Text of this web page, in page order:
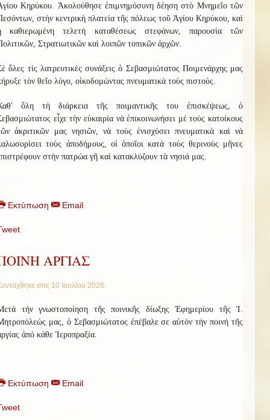
Κηρύκου. Ἀκολούθησε ἐπιμνημόσυνη δέηση στὸ Μνημεῖο τῶν
στὴν κεντρικὴ πλατεία τῆς πόλεως τοῦ Ἁγίου Κηρύκου, καὶ
καθιερωμένη τελετὴ καταθέσεως στεφάνων, παρουσία τῶν
Στρατιωτικῶν καὶ λοιπῶν τοπικῶν ἀρχῶν.
ὅλες τὶς λατρευτικὲς συνάξεις ὁ Σεβασμιώτατος Ποιμενάρχης μας
τὸν θεῖο λόγο, οἰκοδομώντας πνευματικὰ τοὺς πιστούς.
ὅλη τὴ διάρκεια τῆς ποιμαντικῆς του ἐπισκέψεως, ὁ
εἶχε τὴν εὐκαιρία νὰ ἐπικοινωνήσει μὲ τοὺς κατοίκους
ἀκριτικῶν μας νησιῶν, νὰ τοὺς ἐνισχύσει πνευματικὰ καὶ νὰ
τοὺς ἀποδήμους, οἱ ὁποῖοι κατὰ τοὺς θερινοὺς μῆνες
στὴν πατρώα γῆ καὶ κατακλύζουν τὰ νησιά μας.
Εκτύπωση Email
ΑΡΓΙΑΣ
στις 10 Ιουλίου 2026.
τήν γνωστοποίηση τῆς ποινικῆς δίωξης Ἐφημερίου τῆς Ἱ.
μας, ὁ Σεβασμιώτατος ἐπέβαλε σε αὐτόν τήν ποινή τῆς
ἀπό κάθε Ἱεροπραξία.
Εκτύπωση Email